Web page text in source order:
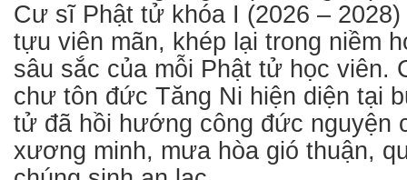
Cư sĩ Phật tử khóa I (2026 –
tựu viên mãn, khép lại trong niềm
sâu sắc của mỗi Phật tử học viên.
chư tôn đức Tăng Ni hiện diện tại
tử đã hồi hướng công đức nguyện
xương minh, mưa hòa gió thuận,